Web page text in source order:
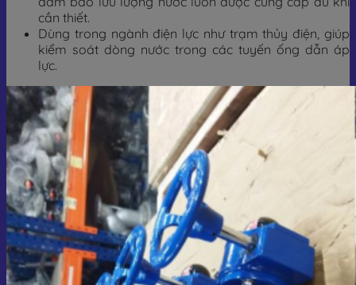
cần thiết.
Dùng trong ngành điện lực như trạm thủy điện, giúp
kiểm soát dòng nước trong các tuyến ống dẫn áp
lực.